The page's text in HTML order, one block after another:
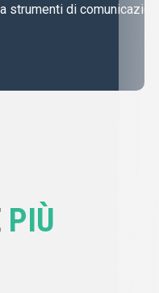
strumenti di
PIÙ